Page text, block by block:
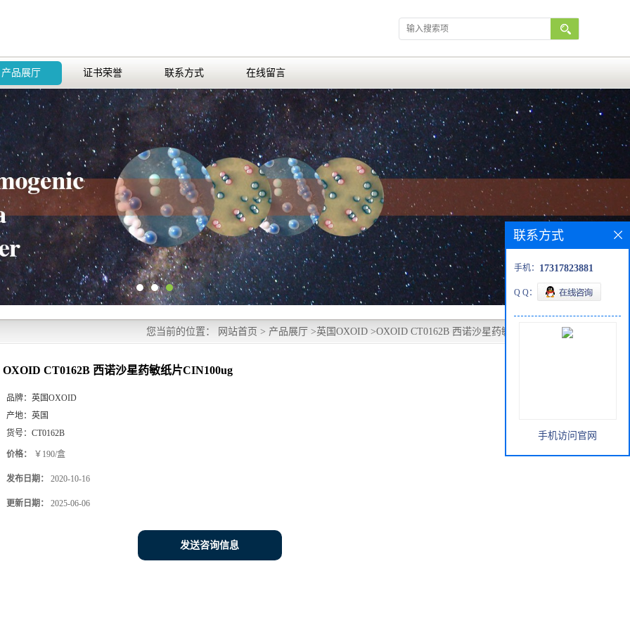
产品展厅 证书荣誉 联系方式 在线留言
您当前的位置： 网站首页 > 产品展厅 >英国OXOID >OXOID CT0162B 西诺沙星药敏纸片CIN100ug
OXOID CT0162B 西诺沙星药敏纸片CIN100ug
品牌： 英国OXOID
产地： 英国
货号： CT0162B
价格： ￥190/盒
发布日期： 2020-10-16
更新日期： 2025-06-06
发送咨询信息
联系方式
手机： 17317823881
Q Q：
手机访问官网